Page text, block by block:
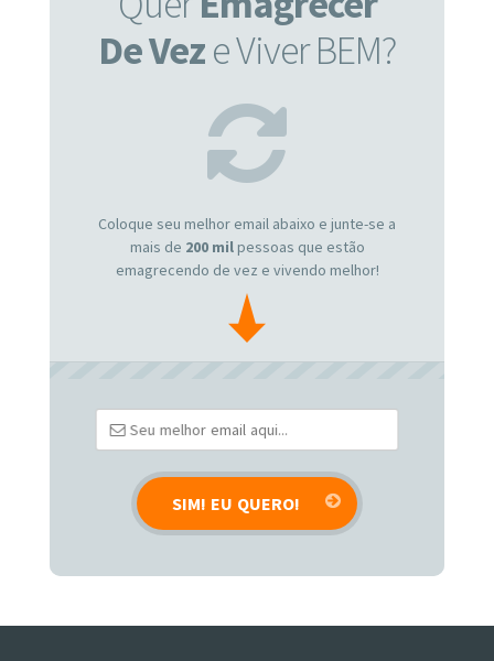
De Veze Viver BEM?
Coloque seu melhor email abaixo e junte-se a
mais de 200 milpessoas que estão
emagrecendo de vez e vivendo melhor!